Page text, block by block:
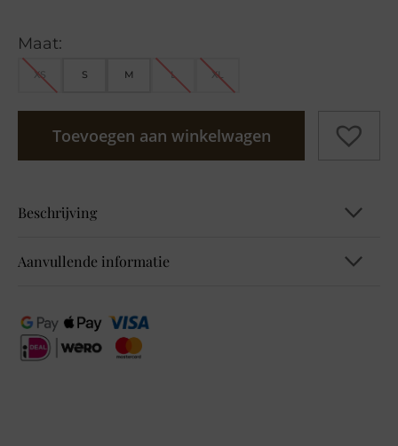
Maat:
XS S M L XL
Toevoegen aan winkelwagen
Beschrijving
B303864 TOS_Crochet V-neck
Aanvullende informatie
4063043380146, 4063043380177,
4063043380207, 4063043380238,